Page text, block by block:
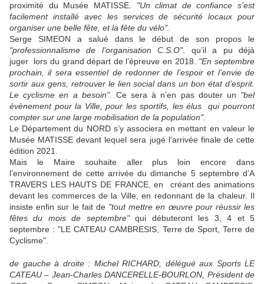
proximité du Musée MATISSE. "Un climat de confiance s’est
facilement installé avec les services de sécurité locaux pour
organiser une belle fête, et la fête du vélo".
Serge SIMEON a salué dans le début de son propos le
"professionnalisme de l’organisation C.S.O". qu’il a pu déjà
juger lors du grand départ de l’épreuve en 2018. "En septembre
prochain, il sera essentiel de redonner de l’espoir et l’envie de
sortir aux gens, retrouver le lien social dans un bon état d’esprit.
Le cyclisme en a besoin". Ce sera à n’en pas douter un "bel
évènement pour la Ville, pour les sportifs, les élus qui pourront
compter sur une large mobilisation de la population".
Le Département du NORD s’y associera en mettant en valeur le
Musée MATISSE devant lequel sera jugé l’arrivée finale de cette
édition 2021.
Mais le Maire souhaite aller plus loin encore dans
l’environnement de cette arrivée du dimanche 5 septembre d’A
TRAVERS LES HAUTS DE FRANCE, en créant des animations
devant les commerces de la Ville, en redonnant de la chaleur. Il
insiste enfin sur le fait de "tout mettre en œuvre pour réussir les
fêtes du mois de septembre"qui débuteront les 3, 4 et 5
septembre : "LE CATEAU CAMBRESIS, Terre de Sport, Terre de
Cyclisme".
de gauche à droite : Michel RICHARD, délégué aux Sports LE
CATEAU – Jean-Charles DANCERELLE-BOURLON, Président de